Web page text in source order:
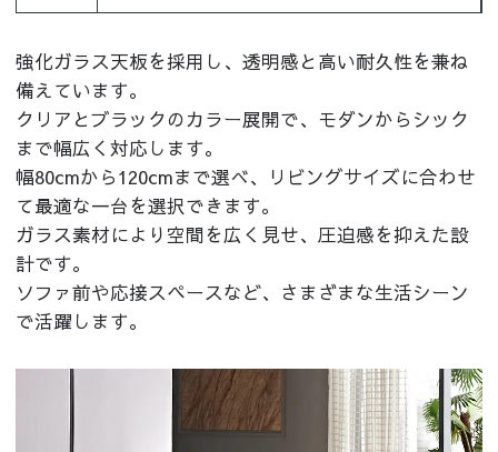
強化ガラス天板を採用し、透明感と高い耐久性を兼ね
備えています。
クリアとブラックのカラー展開で、モダンからシック
まで幅広く対応します。
幅80cmから120cmまで選べ、リビングサイズに合わせ
て最適な一台を選択できます。
ガラス素材により空間を広く見せ、圧迫感を抑えた設
計です。
ソファ前や応接スペースなど、さまざまな生活シーン
で活躍します。